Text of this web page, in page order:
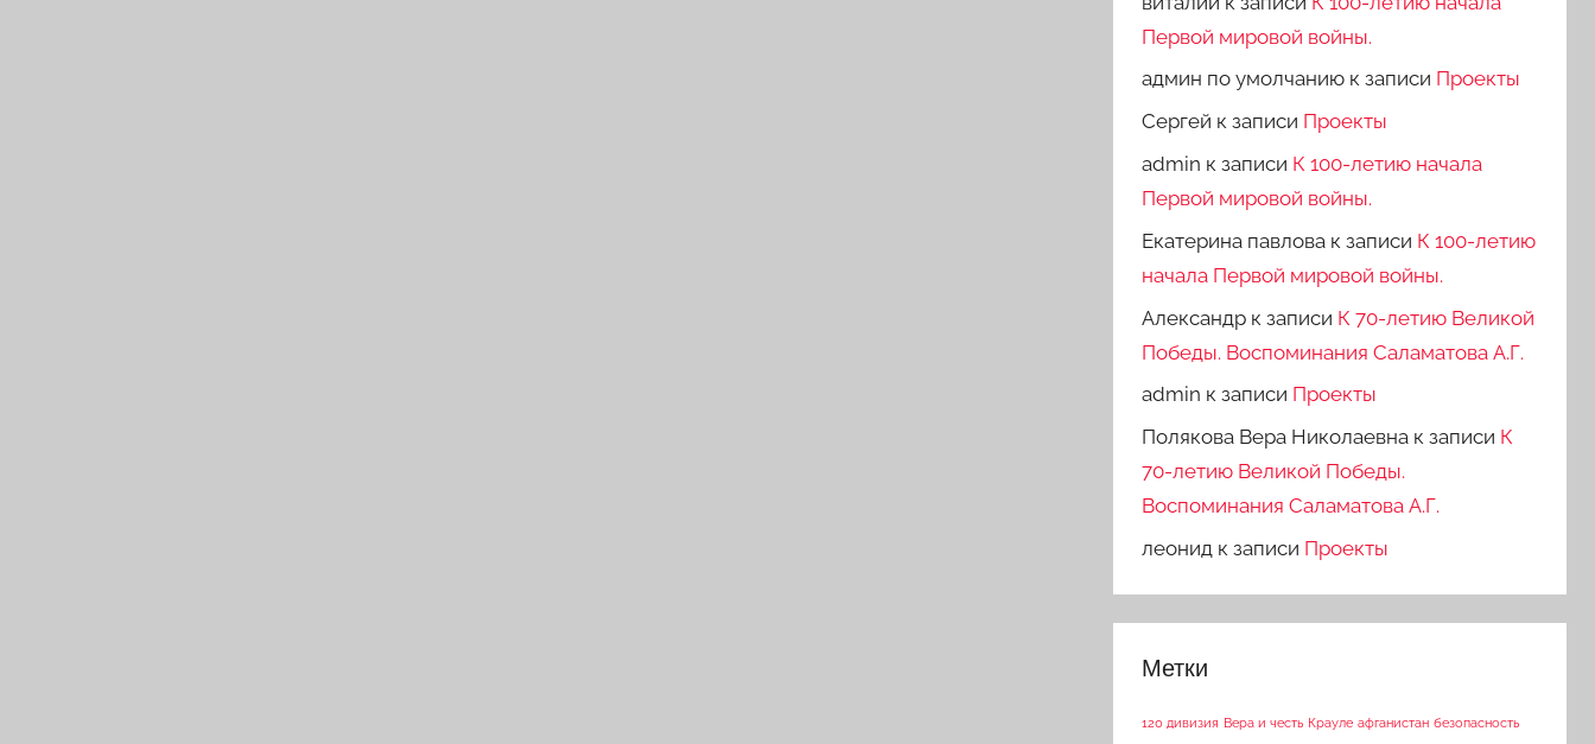
Первой мировой войны.
админ по умолчанию к записи Проекты
Сергей к записи Проекты
admin к записи К 100-летию начала
Первой мировой войны.
Екатерина павлова к записи К 100-летию
начала Первой мировой войны.
Александр к записи К 70-летию Великой
Победы. Воспоминания Саламатова А.Г.
admin к записи Проекты
Полякова Вера Николаевна к записи К
70-летию Великой Победы.
Воспоминания Саламатова А.Г.
леонид к записи Проекты
Метки
120 дивизия Вера и честь Крауле афганистан безопасность